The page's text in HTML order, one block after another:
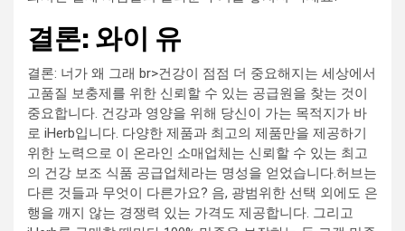
결론: 와이 유
결론: 너가 왜 그래 br>건강이 점점 더 중요해지는 세상에서
고품질 보충제를 위한 신뢰할 수 있는 공급원을 찾는 것이
중요합니다. 건강과 영양을 위해 당신이 가는 목적지가 바
로 iHerb입니다. 다양한 제품과 최고의 제품만을 제공하기
위한 노력으로 이 온라인 소매업체는 신뢰할 수 있는 최고
의 건강 보조 식품 공급업체라는 명성을 얻었습니다.허브는
다른 것들과 무엇이 다른가요? 음, 광범위한 선택 외에도 은
행을 깨지 않는 경쟁력 있는 가격도 제공합니다. 그리고